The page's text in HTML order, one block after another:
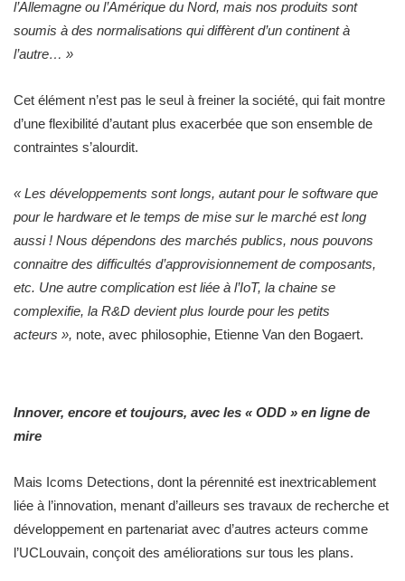
l’Allemagne ou l’Amérique du Nord, mais nos produits sont
soumis à des normalisations qui diffèrent d’un continent à
l’autre… »
Cet élément n’est pas le seul à freiner la société, qui fait montre
d’une flexibilité d’autant plus exacerbée que son ensemble de
contraintes s’alourdit.
« Les développements sont longs, autant pour le software que
pour le hardware et le temps de mise sur le marché est long
aussi ! Nous dépendons des marchés publics, nous pouvons
connaitre des difficultés d’approvisionnement de composants,
etc. Une autre complication est liée à l’IoT, la chaine se
complexifie, la R&D devient plus lourde pour les petits
acteurs », note, avec philosophie, Etienne Van den Bogaert.
Innover, encore et toujours, avec les « ODD » en ligne de
mire
Mais Icoms Detections, dont la pérennité est inextricablement
liée à l’innovation, menant d’ailleurs ses travaux de recherche et
développement en partenariat avec d’autres acteurs comme
l’UCLouvain, conçoit des améliorations sur tous les plans.